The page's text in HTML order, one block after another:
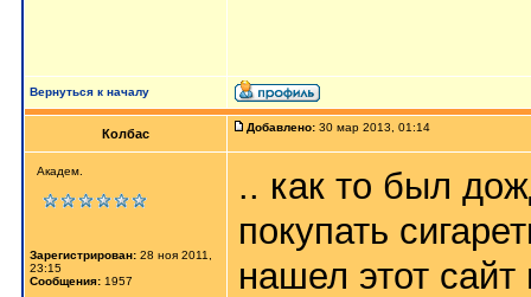
Вернуться к началу
Колбас Добавлено: 30 мар 2013, 01:14
Академ.
Зарегистрирован: 28 ноя 2011,
23:15
Сообщения: 1957
.. как то был
покупать
нашел этот